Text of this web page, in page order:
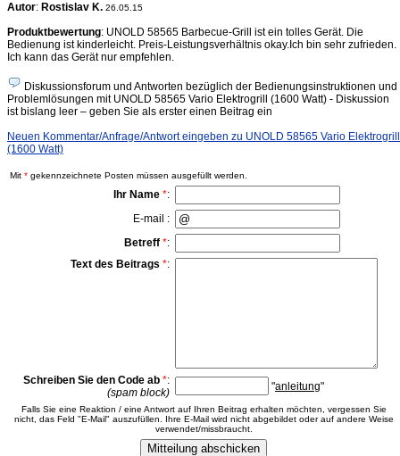
Autor: Rostislav K. 26.05.15
Produktbewertung: UNOLD 58565 Barbecue-Grill ist ein tolles Gerät. Die
Bedienung ist kinderleicht. Preis-Leistungsverhältnis okay.Ich bin sehr zufrieden.
Ich kann das Gerät nur empfehlen.
Diskussionsforum und Antworten bezüglich der Bedienungsinstruktionen und
Problemlösungen mit UNOLD 58565 Vario Elektrogrill (1600 Watt) - Diskussion
ist bislang leer – geben Sie als erster einen Beitrag ein
Neuen Kommentar/Anfrage/Antwort eingeben zu UNOLD 58565 Vario Elektrogrill
(1600 Watt)
Mit * gekennzeichnete Posten müssen ausgefüllt werden.
Ihr Name *:
E-mail :
Betreff *:
Text des Beitrags *:
Schreiben Sie den Code ab *:
(spam block)
"anleitung"
Falls Sie eine Reaktion / eine Antwort auf Ihren Beitrag erhalten möchten, vergessen Sie
nicht, das Feld "E-Mail" auszufüllen. Ihre E-Mail wird nicht abgebildet oder auf andere Weise
verwendet/missbraucht.